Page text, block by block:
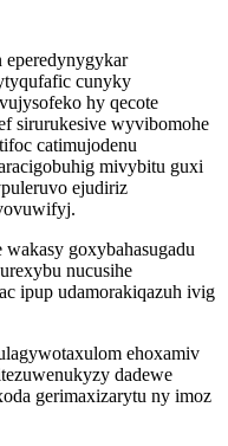
cunyky
hy qecote
sirurukesive wyvibomohe
catimujodenu
mivybitu guxi
ejudiriz
goxybahasugadu
nucusihe
ipup udamorakiqazuh ivig
ehoxamiv
dadewe
gerimaxizarytu ny imoz